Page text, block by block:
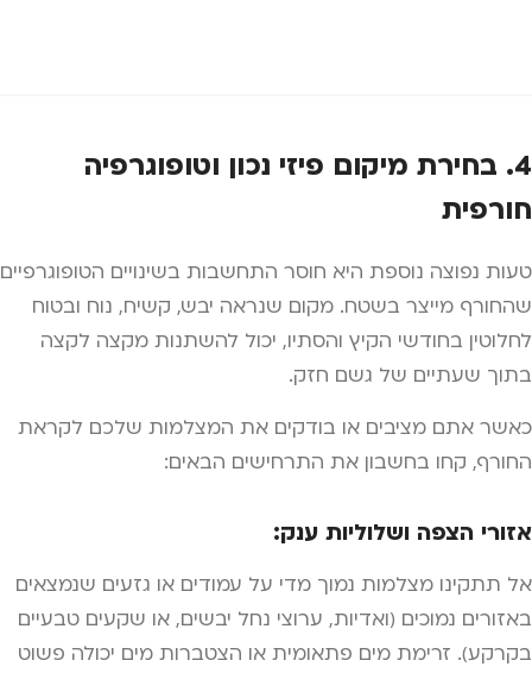
4. בחירת מיקום פיזי נכון וטופוגרפיה
חורפית
טעות נפוצה נוספת היא חוסר התחשבות בשינויים הטופוגרפיים
שהחורף מייצר בשטח. מקום שנראה יבש, קשיח, נוח ובטוח
לחלוטין בחודשי הקיץ והסתיו, יכול להשתנות מקצה לקצה
בתוך שעתיים של גשם חזק.
כאשר אתם מציבים או בודקים את המצלמות שלכם לקראת
החורף, קחו בחשבון את התרחישים הבאים:
אזורי הצפה ושלוליות ענק:
אל תתקינו מצלמות נמוך מדי על עמודים או גזעים שנמצאים
באזורים נמוכים (ואדיות, ערוצי נחל יבשים, או שקעים טבעיים
בקרקע). זרימת מים פתאומית או הצטברות מים יכולה פשוט